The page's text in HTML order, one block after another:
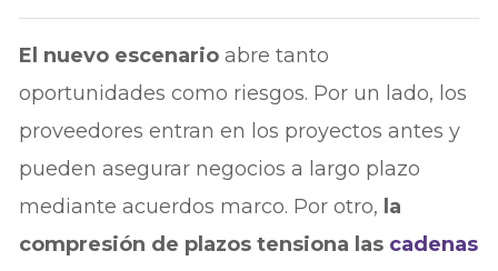
El nuevo escenario abre tanto
oportunidades como riesgos. Por un lado, los
proveedores entran en los proyectos antes y
pueden asegurar negocios a largo plazo
mediante acuerdos marco. Por otro, la
compresión de plazos tensiona las cadenas